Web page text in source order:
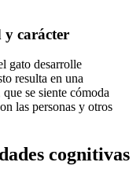
y carácter
gato desarrolle
resulta en una
se siente cómoda
las personas y otros
cognitivas